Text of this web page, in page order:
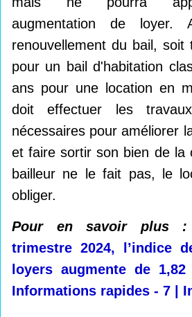
augmentation de loyer.
renouvellement du bail,
pour un bail d'habitation
ans pour une location en
doit effectuer les
nécessaires pour améliorer
et faire sortir son bien de la
bailleur ne le fait pas, le
obliger.
Pour en savoir plus :
trimestre 2024, l’indice
loyers augmente de
Informations rapides - 7 |